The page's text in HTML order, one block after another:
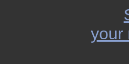
your